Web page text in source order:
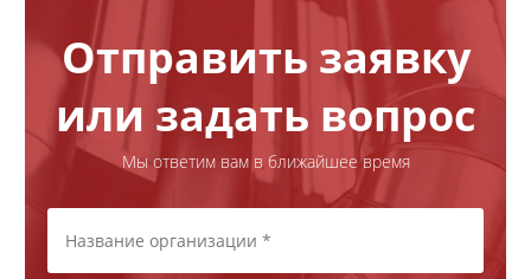
Отправить заявку
или задать вопрос
Мы ответим вам в ближайшее время